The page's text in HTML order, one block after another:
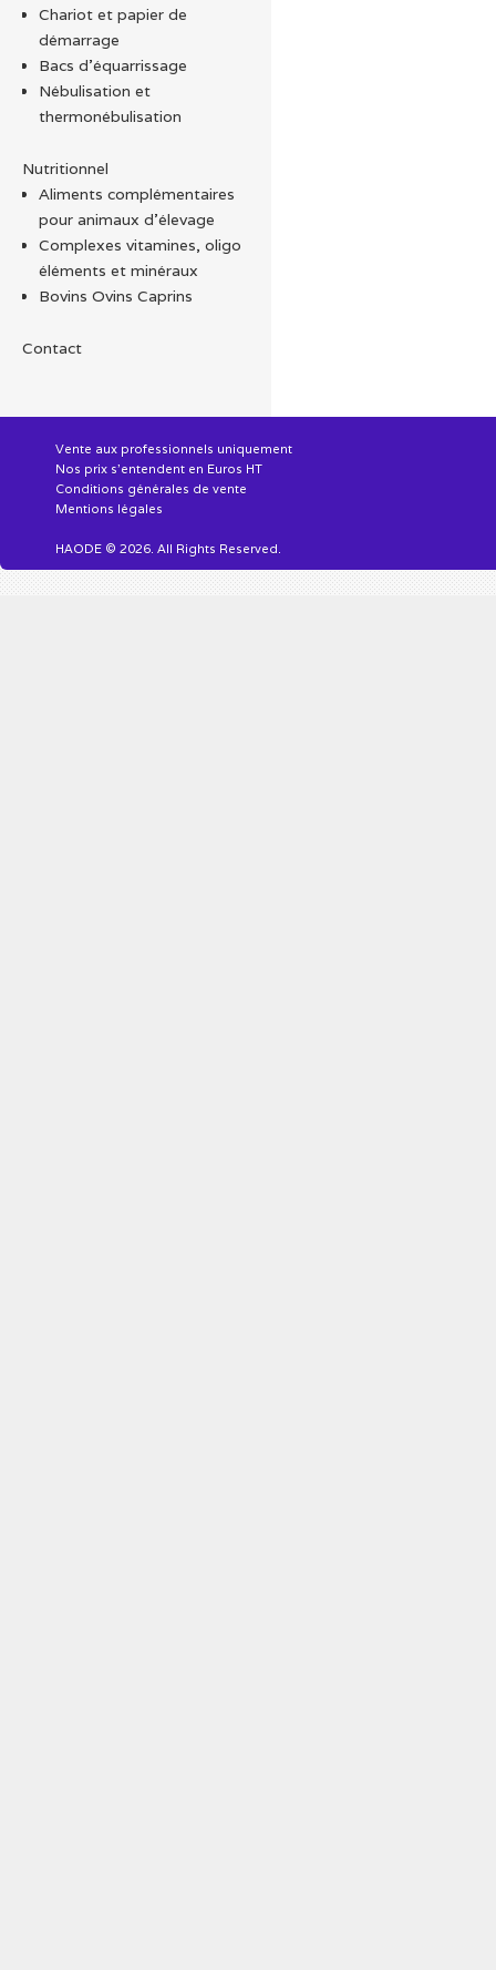
Chariot et papier de
démarrage
Bacs d'équarrissage
Nébulisation et
thermonébulisation
Nutritionnel
Aliments complémentaires
pour animaux d'élevage
Complexes vitamines, oligo
éléments et minéraux
Bovins Ovins Caprins
Contact
Vente aux professionnels uniquement
Nos prix s'entendent en Euros HT
Conditions générales de vente
Mentions légales
HAODE © 2026. All Rights Reserved.